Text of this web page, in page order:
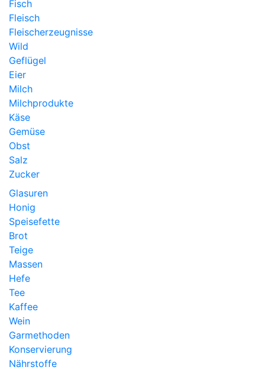
Fisch
Fleisch
Fleischerzeugnisse
Wild
Geflügel
Eier
Milch
Milchprodukte
Käse
Gemüse
Obst
Salz
Zucker
Glasuren
Honig
Speisefette
Brot
Teige
Massen
Hefe
Tee
Kaffee
Wein
Garmethoden
Konservierung
Nährstoffe